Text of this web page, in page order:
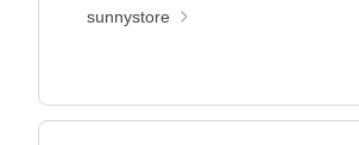
sunnystore